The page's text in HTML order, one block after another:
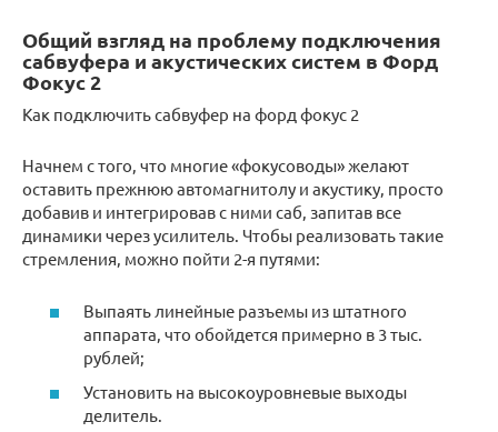
Общий взгляд на проблему подключения
сабвуфера и акустических систем в Форд
Фокус 2
Как подключить сабвуфер на форд фокус 2
Начнем с того, что многие «фокусоводы» желают
оставить прежнюю автомагнитолу и акустику, просто
добавив и интегрировав с ними саб, запитав все
динамики через усилитель. Чтобы реализовать такие
стремления, можно пойти 2-я путями:
Выпаять линейные разъемы из штатного
аппарата, что обойдется примерно в 3 тыс.
рублей;
Установить на высокоуровневые выходы
делитель.